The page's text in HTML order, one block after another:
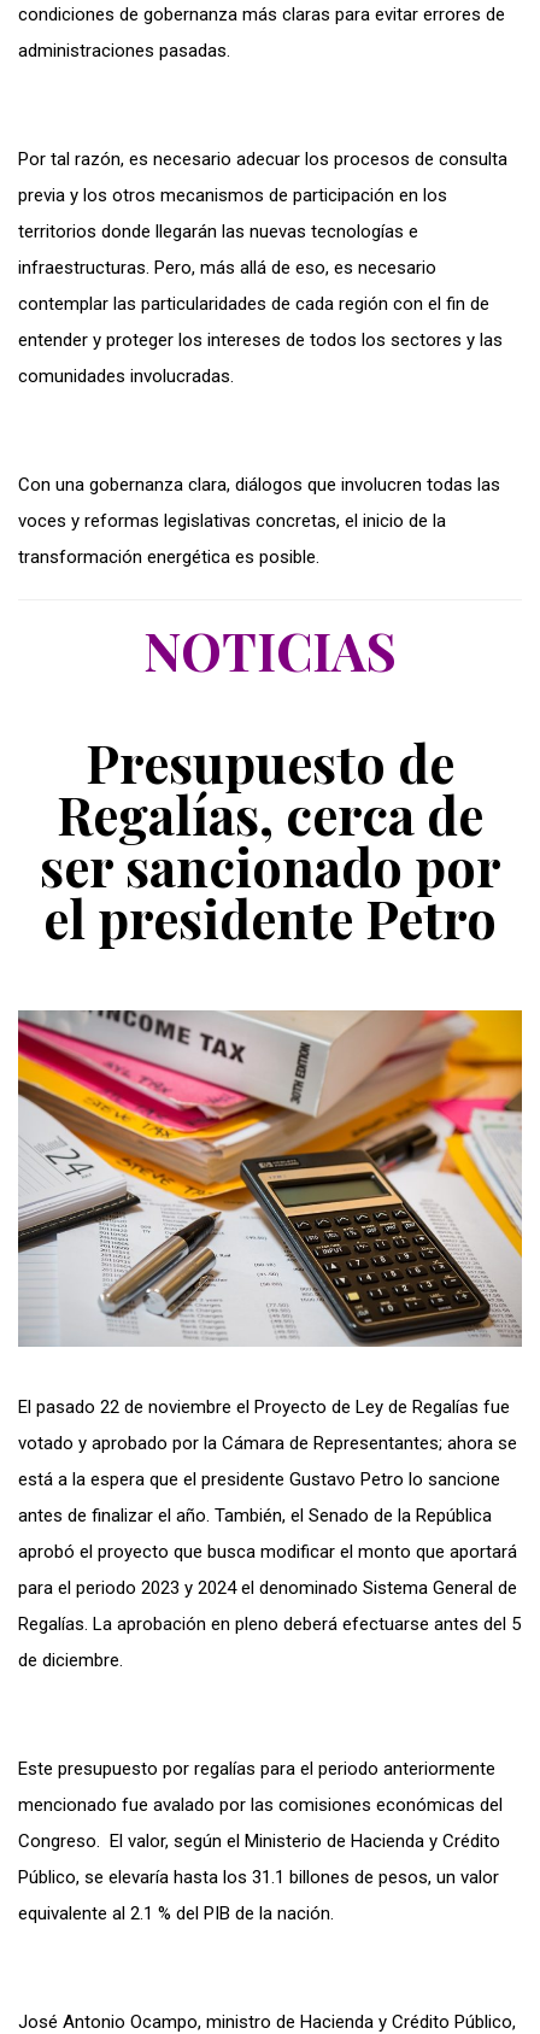
condiciones de gobernanza más claras para evitar errores de
administraciones pasadas.
Por tal razón, es necesario adecuar los procesos de consulta
previa y los otros mecanismos de participación en los
territorios donde llegarán las nuevas tecnologías e
infraestructuras. Pero, más allá de eso, es necesario
contemplar las particularidades de cada región con el fin de
entender y proteger los intereses de todos los sectores y las
comunidades involucradas.
Con una gobernanza clara, diálogos que involucren todas las
voces y reformas legislativas concretas, el inicio de la
transformación energética es posible.
NOTICIAS
Presupuesto de
Regalías, cerca de
ser sancionado por
el presidente Petro
El pasado 22 de noviembre el Proyecto de Ley de Regalías fue
votado y aprobado por la Cámara de Representantes; ahora se
está a la espera que el presidente Gustavo Petro lo sancione
antes de finalizar el año. También, el Senado de la República
aprobó el proyecto que busca modificar el monto que aportará
para el periodo 2023 y 2024 el denominado Sistema General de
Regalías. La aprobación en pleno deberá efectuarse antes del 5
de diciembre.
Este presupuesto por regalías para el periodo anteriormente
mencionado fue avalado por las comisiones económicas del
Congreso. El valor, según el Ministerio de Hacienda y Crédito
Público, se elevaría hasta los 31.1 billones de pesos, un valor
equivalente al 2.1 % del PIB de la nación.
José Antonio Ocampo, ministro de Hacienda y Crédito Público,